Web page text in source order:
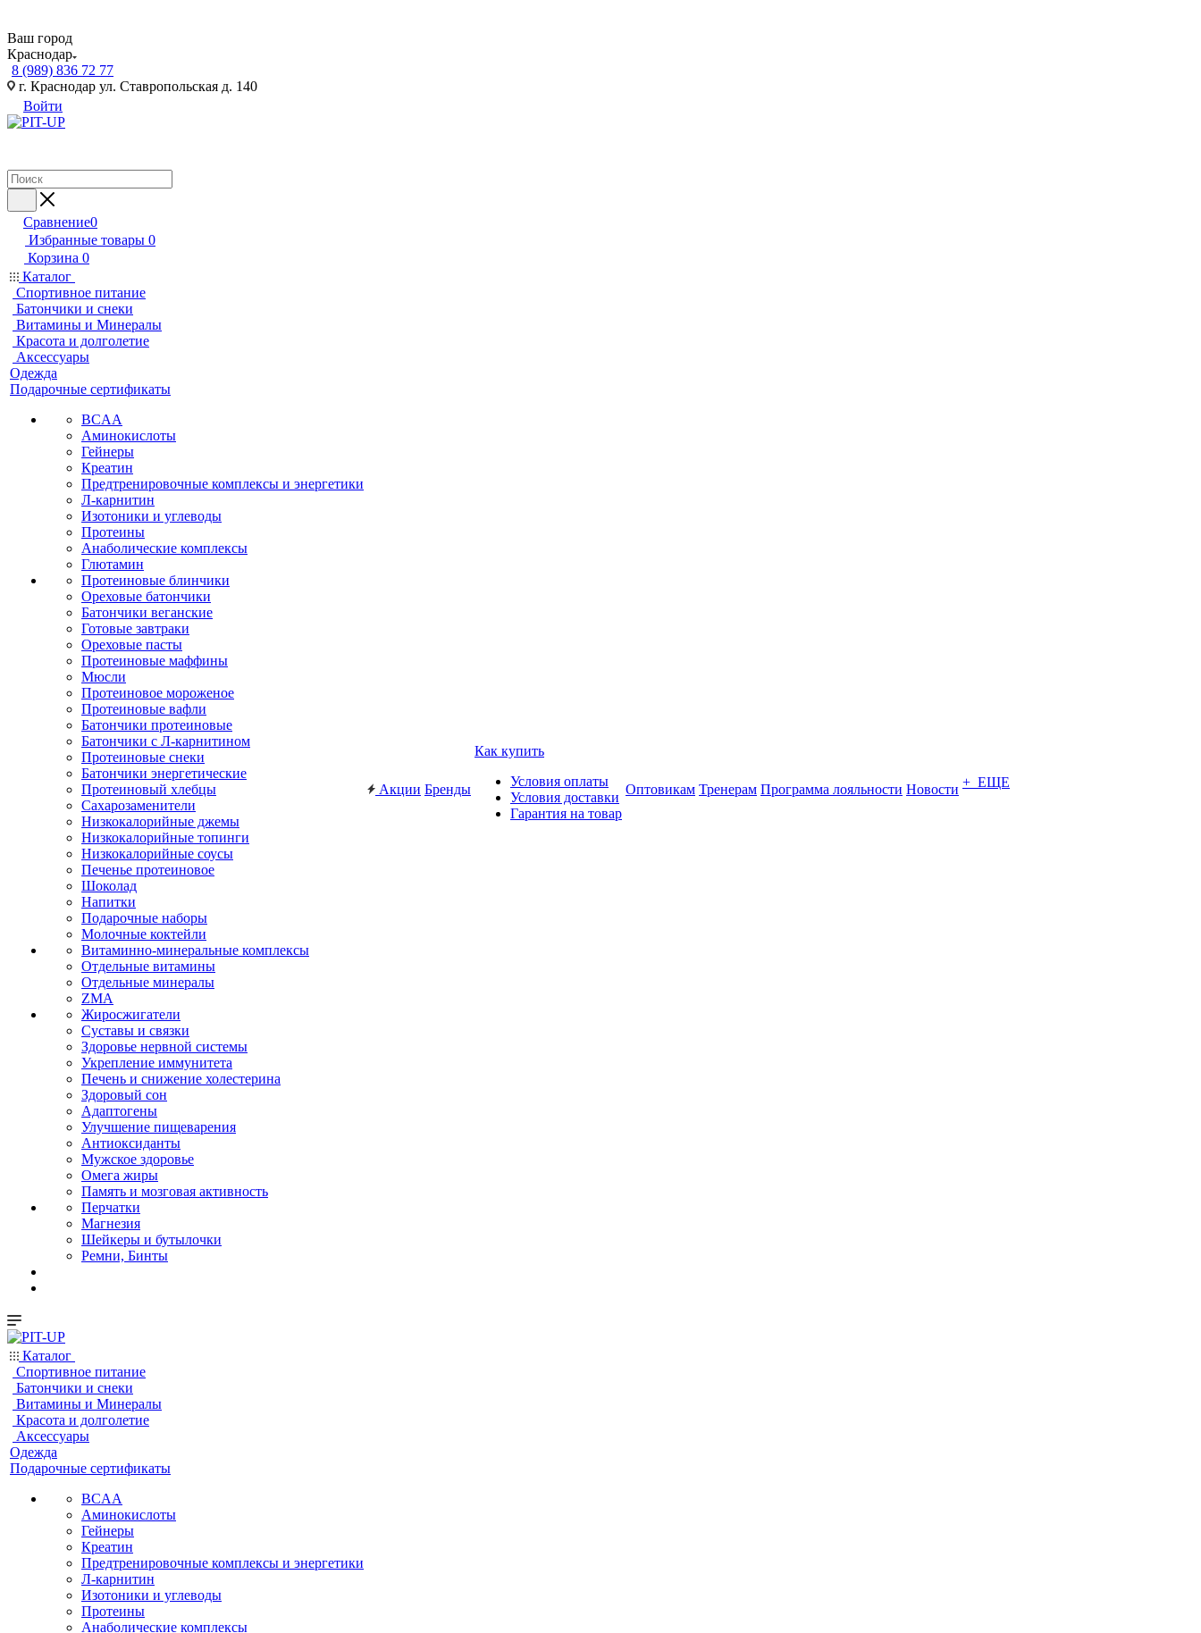
Ваш город
Краснодар
8 (989) 836 72 77
г. Краснодар ул. Ставропольская д. 140
Войти
Сравнение0
Избранные товары 0
Корзина 0
Каталог
Спортивное питание
Батончики и снеки
Витамины и Минералы
Красота и долголетие
Аксессуары
Одежда
Подарочные сертификаты
BCAA
Аминокислоты
Гейнеры
Креатин
Предтренировочные комплексы и энергетики
Л-карнитин
Изотоники и углеводы
Протеины
Анаболические комплексы
Глютамин
Протеиновые блинчики
Ореховые батончики
Батончики веганские
Готовые завтраки
Ореховые пасты
Протеиновые маффины
Мюсли
Протеиновое мороженое
Протеиновые вафли
Батончики протеиновые
Батончики с Л-карнитином
Протеиновые снеки
Батончики энергетические
Протеиновый хлебцы
Сахарозаменители
Низкокалорийные джемы
Низкокалорийные топинги
Низкокалорийные соусы
Печенье протеиновое
Шоколад
Напитки
Подарочные наборы
Молочные коктейли
Витаминно-минеральные комплексы
Отдельные витамины
Отдельные минералы
ZMA
Жиросжигатели
Суставы и связки
Здоровье нервной системы
Укрепление иммунитета
Печень и снижение холестерина
Здоровый сон
Адаптогены
Улучшение пищеварения
Антиоксиданты
Мужское здоровье
Омега жиры
Память и мозговая активность
Перчатки
Магнезия
Шейкеры и бутылочки
Ремни, Бинты
Акции Бренды
Как купить
Условия оплаты
Условия доставки
Гарантия на товар
Оптовикам Тренерам Программа лояльности Новости + ЕЩЕ
Каталог
Спортивное питание
Батончики и снеки
Витамины и Минералы
Красота и долголетие
Аксессуары
Одежда
Подарочные сертификаты
BCAA
Аминокислоты
Гейнеры
Креатин
Предтренировочные комплексы и энергетики
Л-карнитин
Изотоники и углеводы
Протеины
Анаболические комплексы